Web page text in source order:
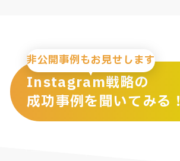
非公開事例もお見せします
Instagram戦略の
成功事例を聞いてみる！